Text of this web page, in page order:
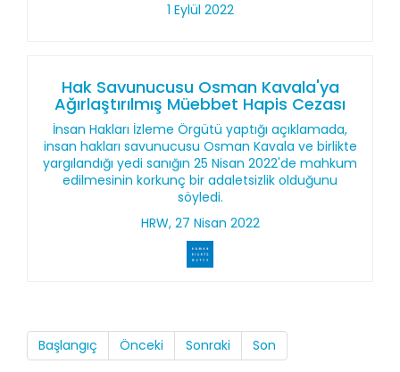
1 Eylül 2022
Hak Savunucusu Osman Kavala'ya
Ağırlaştırılmış Müebbet Hapis Cezası
İnsan Hakları İzleme Örgütü yaptığı açıklamada,
insan hakları savunucusu Osman Kavala ve birlikte
yargılandığı yedi sanığın 25 Nisan 2022'de mahkum
edilmesinin korkunç bir adaletsizlik olduğunu
söyledi.
HRW, 27 Nisan 2022
Başlangıç Önceki Sonraki Son